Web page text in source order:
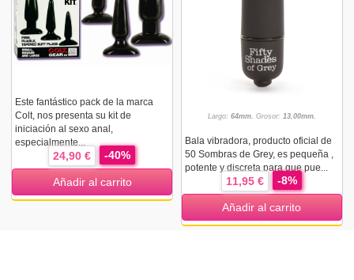
Este fantástico pack de la marca
Colt, nos presenta su kit de
iniciación al sexo anal,
especialmente...
24,90 € -40%
Añadir al carrito
Largo: 64mm. Grosor: 13,00mm.
Bala vibradora, producto oficial de
50 Sombras de Grey, es pequeña ,
potente y discreta para que pue...
11,95 € -8%
Añadir al carrito